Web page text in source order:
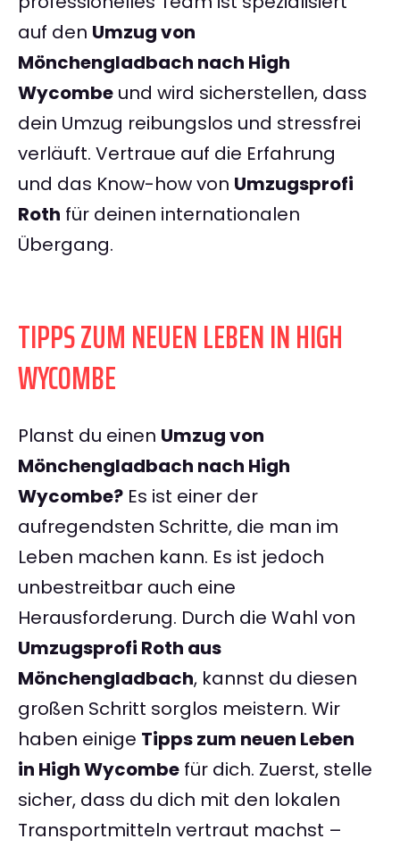
auf den Umzug von
Mönchengladbach nach High
Wycombe und wird sicherstellen, dass
dein Umzug reibungslos und stressfrei
verläuft. Vertraue auf die Erfahrung
und das Know-how von Umzugsprofi
Roth für deinen internationalen
Übergang.
TIPPS ZUM NEUEN LEBEN IN HIGH
WYCOMBE
Planst du einen Umzug von
Mönchengladbach nach High
Wycombe? Es ist einer der
aufregendsten Schritte, die man im
Leben machen kann. Es ist jedoch
unbestreitbar auch eine
Herausforderung. Durch die Wahl von
Umzugsprofi Roth aus
Mönchengladbach, kannst du diesen
großen Schritt sorglos meistern. Wir
haben einige Tipps zum neuen Leben
in High Wycombe für dich. Zuerst, stelle
sicher, dass du dich mit den lokalen
Transportmitteln vertraut machst –